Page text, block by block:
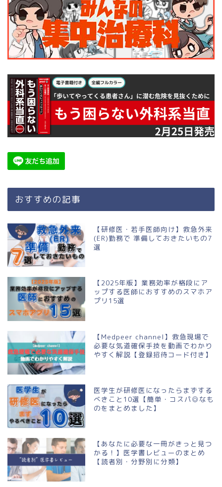
おすすめの記事
【研修医・若手医師向け】救急外来
(ER)勤務で 準備しておきたいもの7
選
【2025年版】業務効率が格段にア
ップする医師におすすめのスマホア
プリ15選
【Medpeer channel】救急現場で
必要な気道確保手技を動画でわかり
やすく解説【登録招待コード付き】
医学生が研修医になったらまずする
べきこと10選【簡単・コスパ◎なも
のをまとめました】
【あなたに必要な一冊がきっと見つ
かる！】医学書レビューのまとめ
【読者別・分野別に分類】